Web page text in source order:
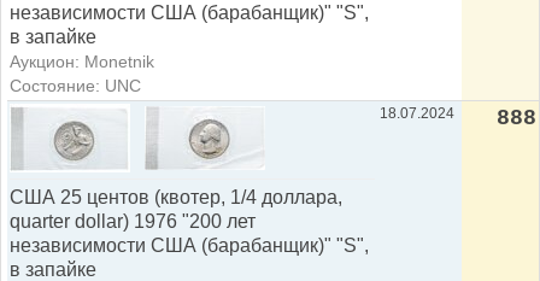
независимости США (барабанщик)" "S",
в запайке
Аукцион: Monetnik
Состояние: UNC
США 25 центов (квотер, 1/4 доллара,
quarter dollar) 1976 "200 лет
независимости США (барабанщик)" "S",
в запайке
18.07.2024 888